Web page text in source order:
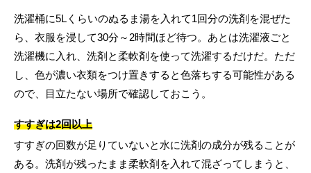
洗濯桶に5Lくらいのぬるま湯を入れて1回分の洗剤を混ぜた
ら、衣服を浸して30分～2時間ほど待つ。あとは洗濯液ごと
洗濯機に入れ、洗剤と柔軟剤を使って洗濯するだけだ。ただ
し、色が濃い衣類をつけ置きすると色落ちする可能性がある
ので、目立たない場所で確認しておこう。
すすぎは2回以上
すすぎの回数が足りていないと水に洗剤の成分が残ることが
ある。洗剤が残ったまま柔軟剤を入れて混ざってしまうと、